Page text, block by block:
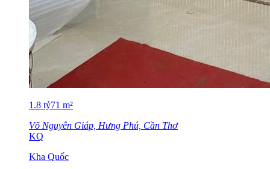
1.8 tỷ71 m²
Võ Nguyên Giáp, Hưng Phú, Cần Thơ
KQ
Kha Quốc